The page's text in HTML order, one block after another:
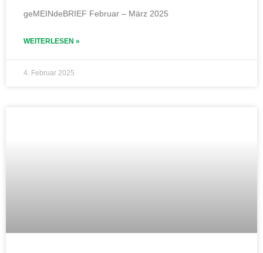
geMEINdeBRIEF Februar – März 2025
WEITERLESEN »
4. Februar 2025